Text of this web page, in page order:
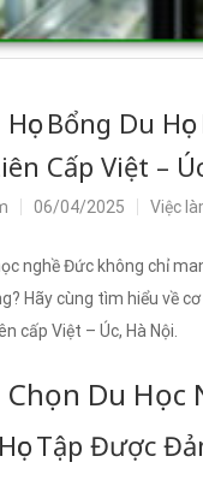
Bổng Du
Cấp Việt –
06/04/2025 Việc
nghề Đức không chỉ
Hãy cùng tìm hiểu về
cấp Việt – Úc, Hà Nội.
Chọn Du Học
Tập Được